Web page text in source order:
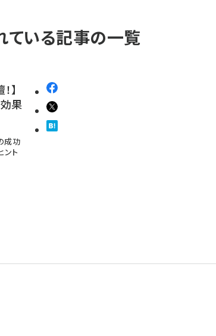
ている記事の一覧
】
果
成功
ント